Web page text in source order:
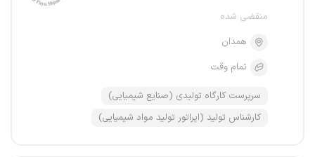
منقضی شده
همدان
تمام وقت
سرپرست کارگاه تولیدی (صنایع شیمیایی)
کارشناس تولید (اپراتور تولید مواد شیمیایی)